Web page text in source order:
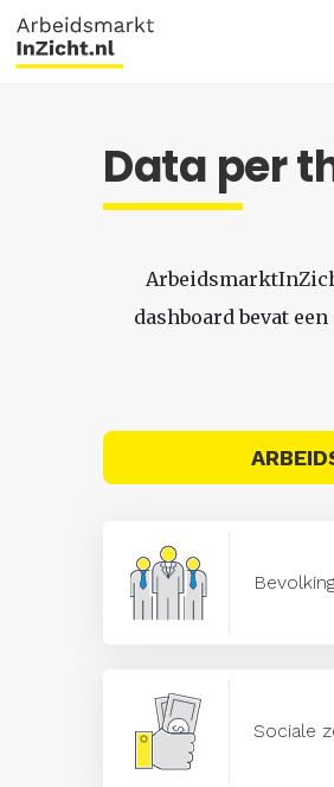
Data per
dashboard bevat
Sociale